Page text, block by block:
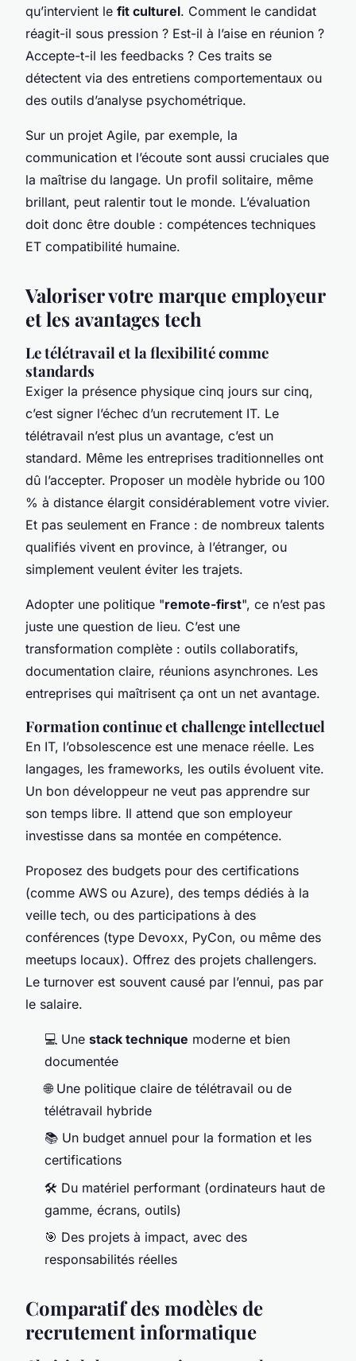
qu’intervient le fit culturel. Comment le candidat
réagit-il sous pression ? Est-il à l’aise en réunion ?
Accepte-t-il les feedbacks ? Ces traits se
détectent via des entretiens comportementaux ou
des outils d’analyse psychométrique.
Sur un projet Agile, par exemple, la
communication et l’écoute sont aussi cruciales que
la maîtrise du langage. Un profil solitaire, même
brillant, peut ralentir tout le monde. L’évaluation
doit donc être double : compétences techniques
ET compatibilité humaine.
Valoriser votre marque employeur
et les avantages tech
Le télétravail et la flexibilité comme
standards
Exiger la présence physique cinq jours sur cinq,
c’est signer l’échec d’un recrutement IT. Le
télétravail n’est plus un avantage, c’est un
standard. Même les entreprises traditionnelles ont
dû l’accepter. Proposer un modèle hybride ou 100
% à distance élargit considérablement votre vivier.
Et pas seulement en France : de nombreux talents
qualifiés vivent en province, à l’étranger, ou
simplement veulent éviter les trajets.
Adopter une politique "remote-first", ce n’est pas
juste une question de lieu. C’est une
transformation complète : outils collaboratifs,
documentation claire, réunions asynchrones. Les
entreprises qui maîtrisent ça ont un net avantage.
Formation continue et challenge intellectuel
En IT, l’obsolescence est une menace réelle. Les
langages, les frameworks, les outils évoluent vite.
Un bon développeur ne veut pas apprendre sur
son temps libre. Il attend que son employeur
investisse dans sa montée en compétence.
Proposez des budgets pour des certifications
(comme AWS ou Azure), des temps dédiés à la
veille tech, ou des participations à des
conférences (type Devoxx, PyCon, ou même des
meetups locaux). Offrez des projets challengers.
Le turnover est souvent causé par l’ennui, pas par
le salaire.
💻 Une stack technique moderne et bien
documentée
🌐 Une politique claire de télétravail ou de
télétravail hybride
📚 Un budget annuel pour la formation et les
certifications
🛠️ Du matériel performant (ordinateurs haut de
gamme, écrans, outils)
🎯 Des projets à impact, avec des
responsabilités réelles
Comparatif des modèles de
recrutement informatique